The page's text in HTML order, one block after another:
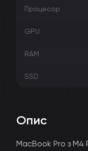
Процесор
GPU
RAM
SSD
Опис
MacBook Pro з M4